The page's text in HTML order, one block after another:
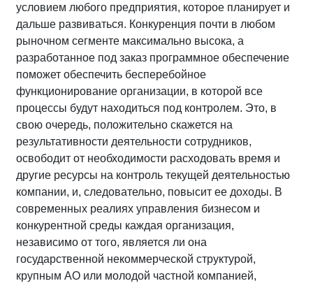
условием любого предприятия, которое планирует и
дальше развиваться. Конкуренция почти в любом
рыночном сегменте максимально высока, а
разработанное под заказ программное обеспечение
поможет обеспечить бесперебойное
функционирование организации, в которой все
процессы будут находиться под контролем. Это, в
свою очередь, положительно скажется на
результативности деятельности сотрудников,
освободит от необходимости расходовать время и
другие ресурсы на контроль текущей деятельностью
компании, и, следовательно, повысит ее доходы. В
современных реалиях управления бизнесом и
конкурентной среды каждая организация,
независимо от того, является ли она
государственной некоммерческой структурой,
крупным АО или молодой частной компанией,